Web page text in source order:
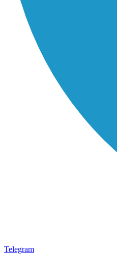
Telegram